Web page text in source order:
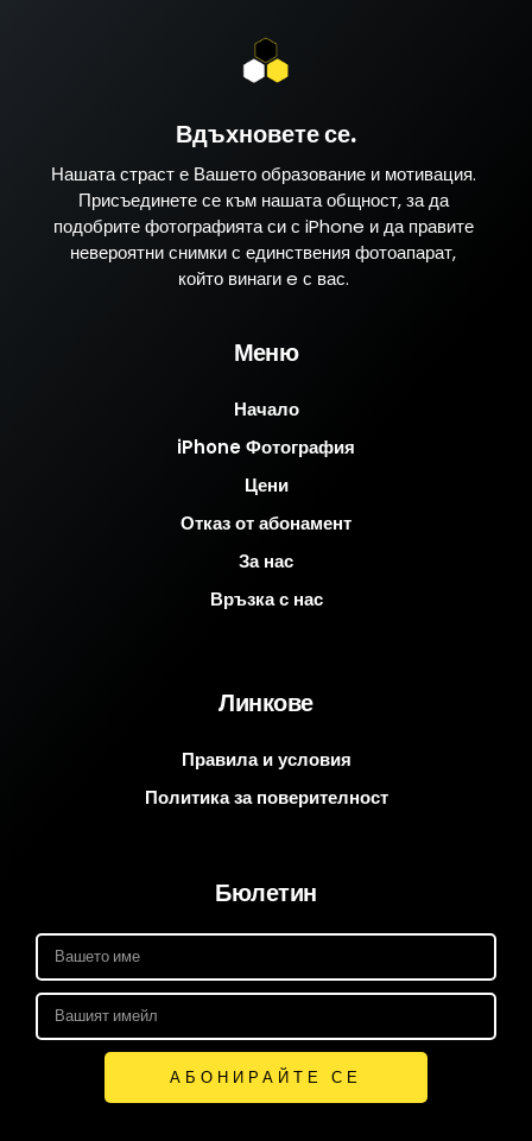
Вдъхновете се.
Нашата страст е Вашето образование и мотивация.
Присъединете се към нашата общност, за да
подобрите фотографията си с iPhone и да правите
невероятни снимки с единствения фотоапарат,
който винаги e с вас.
Меню
Начало
iPhone Фотография
Цени
Отказ от абонамент
За нас
Връзка с нас
Линкове
Правила и условия
Политика за поверителност
Бюлетин
АБОНИРАЙТЕ СЕ